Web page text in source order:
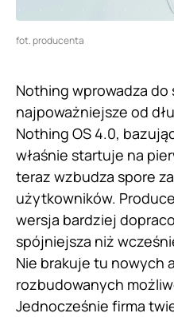
fot. producenta
Nothing wprowadza do
najpoważniejsze od
Nothing OS 4.0,
właśnie startuje na
teraz wzbudza spore
użytkowników.
wersja bardziej
spójniejsza niż
Nie brakuje tu nowych
rozbudowanych
Jednocześnie firma